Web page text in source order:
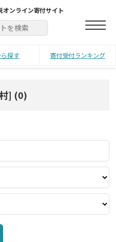
オンライン寄付サイト
探す 寄付受付ランキング
] (0)